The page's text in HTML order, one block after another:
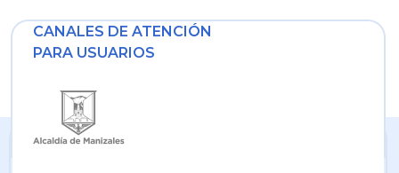
CANALES DE ATENCIÓN
PARA USUARIOS